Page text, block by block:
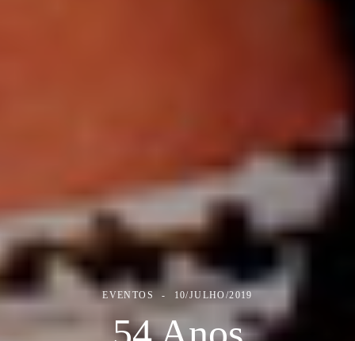
EVENTOS 10/JULHO/2019